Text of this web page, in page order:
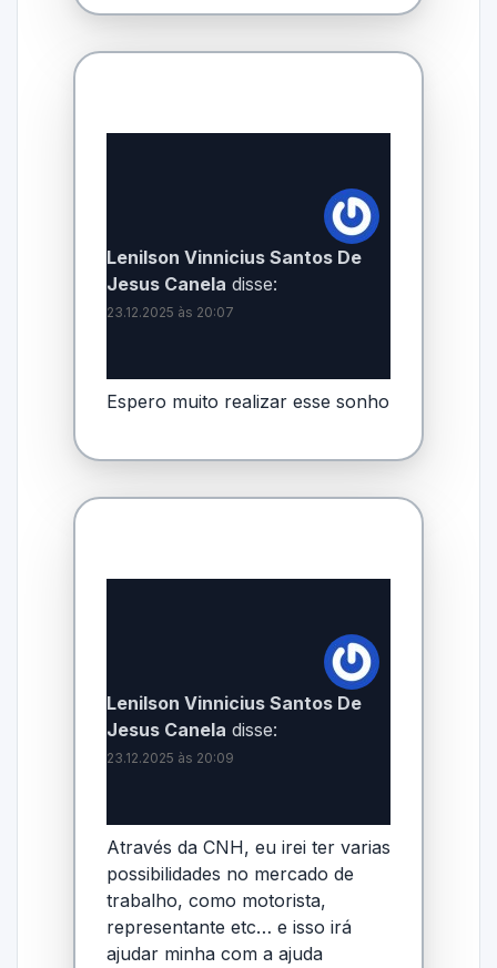
Lenilson Vinnicius Santos De
Jesus Canela disse:
23.12.2025 às 20:07
Espero muito realizar esse sonho
Lenilson Vinnicius Santos De
Jesus Canela disse:
23.12.2025 às 20:09
Através da CNH, eu irei ter varias
possibilidades no mercado de
trabalho, como motorista,
representante etc… e isso irá
ajudar minha com a ajuda